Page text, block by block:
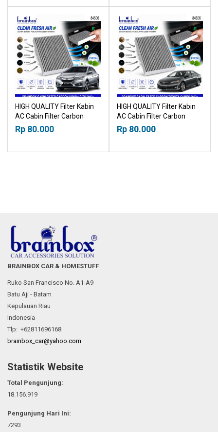
HIGH QUALITY Filter Kabin
AC Cabin Filter Carbon
Honda City 2009+
21019530
Rp 80.000
HIGH QUALITY Filter Kabin
AC Cabin Filter Carbon
Toyota Camry 2002+
21019530
Rp 80.000
BRAINBOX CAR & HOMESTUFF
Ruko San Francisco No. A1-A9
Batu Aji - Batam
Kepulauan Riau
Indonesia
Tlp: +62811696168
brainbox_car@yahoo.com
Statistik Website
Total Pengunjung:
18.156.919
Pengunjung Hari Ini:
7293